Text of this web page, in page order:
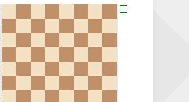
25 augustus 2026 · Bunschoten-Spakenburg
28 augustus 2026 · Assen
28 augustus 2026 · Haarlem
28 augustus 2026 · Goirle